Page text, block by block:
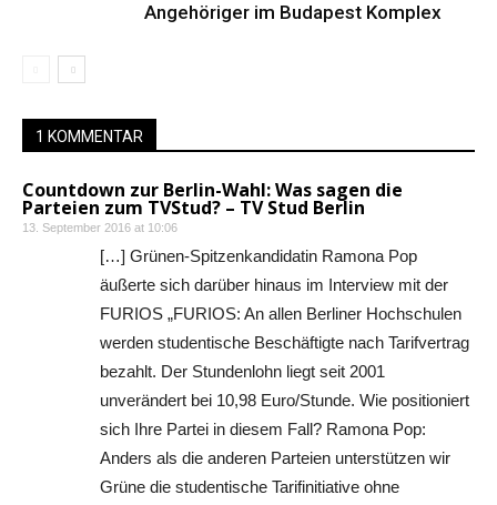
Angehöriger im Budapest Komplex
1 KOMMENTAR
Countdown zur Berlin-Wahl: Was sagen die
Parteien zum TVStud? – TV Stud Berlin
13. September 2016 at 10:06
[…] Grünen-Spitzenkandidatin Ramona Pop
äußerte sich darüber hinaus im Interview mit der
FURIOS „FURIOS: An allen Berliner Hochschulen
werden studentische Beschäftigte nach Tarifvertrag
bezahlt. Der Stundenlohn liegt seit 2001
unverändert bei 10,98 Euro/Stunde. Wie positioniert
sich Ihre Partei in diesem Fall? Ramona Pop:
Anders als die anderen Parteien unterstützen wir
Grüne die studentische Tarifinitiative ohne